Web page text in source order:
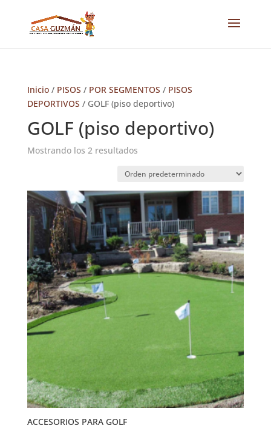
Inicio/ PISOS / POR SEGMENTOS / PISOS
DEPORTIVOS / GOLF (piso deportivo)
GOLF (piso deportivo)
Mostrando los 2 resultados
ACCESORIOS PARA GOLF